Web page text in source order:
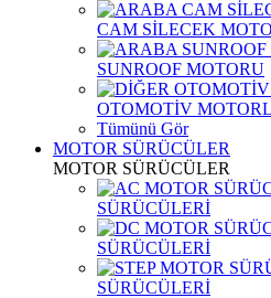
CAM SİLECEK
SUNROOF MOTORU
OTOMOTİV
Tümünü Gör
MOTOR SÜRÜCÜLER
MOTOR SÜRÜCÜLER
SÜRÜCÜLERİ
SÜRÜCÜLERİ
SÜRÜCÜLERİ